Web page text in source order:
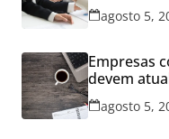
agosto 5,
Empresas
devem
Relatório
agosto 5,